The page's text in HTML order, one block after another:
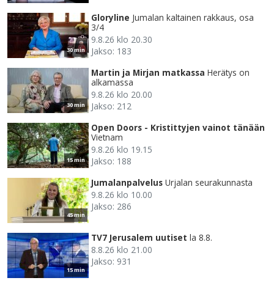
30 min
Gloryline Jumalan kaltainen rakkaus, osa
3/4
9.8.26 klo 20.30
Jakso: 183
30 min
Martin ja Mirjan matkassa Herätys on
alkamassa
9.8.26 klo 20.00
Jakso: 212
15 min
Open Doors - Kristittyjen vainot tänään
Vietnam
9.8.26 klo 19.15
Jakso: 188
45 min
Jumalanpalvelus Urjalan seurakunnasta
9.8.26 klo 10.00
Jakso: 286
15 min
TV7 Jerusalem uutiset la 8.8.
8.8.26 klo 21.00
Jakso: 931